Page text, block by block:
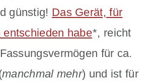
günstig! Das Gerät, für
habe*, reicht
für ca.
manchmal mehr) und ist für